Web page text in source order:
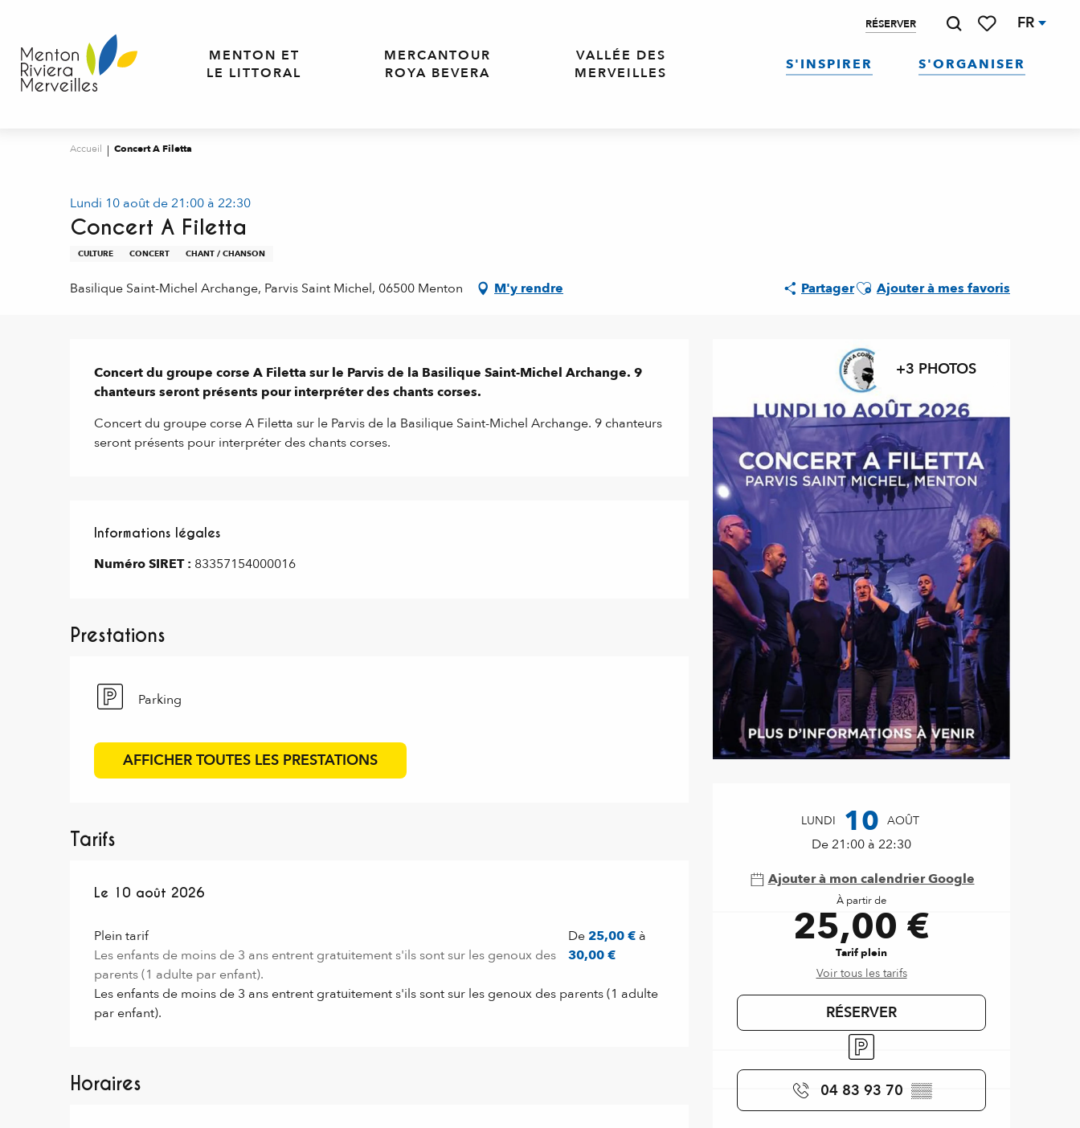
contenu
principal
RÉSERVER FR
MENTON ET
LE LITTORAL
MERCANTOUR
ROYA BEVERA
VALLÉE DES
MERVEILLES
S'INSPIRER S'ORGANISER
Accueil Concert A Filetta
Lundi 10 août de 21:00 à 22:30
Concert A Filetta
CULTURE CONCERT CHANT / CHANSON
Basilique Saint-Michel Archange, Parvis Saint Michel, 06500 Menton M'y rendre PartagerAjouter aux favoris
Ajouter à mes favoris
+3 PHOTOS
Ouverture et coordonnées
LUNDI 10 AOÛT
De 21:00 à 22:30
Ajouter à mon calendrier Google
À partir de
25,00 €
Tarif plein
Voir tous les tarifs
RÉSERVER
Parking
04 83 93 70 ▒▒
Description
Concert du groupe corse A Filetta sur le Parvis de la Basilique Saint-Michel Archange. 9
chanteurs seront présents pour interpréter des chants corses.
Concert du groupe corse A Filetta sur le Parvis de la Basilique Saint-Michel Archange. 9 chanteurs
seront présents pour interpréter des chants corses.
Informations légales
Informations légales
Numéro SIRET : 83357154000016
Prestations
Parking
AFFICHER TOUTES LES PRESTATIONS
Tarifs
Le 10 août 2026
Le 10 août 2026
Plein tarif
Les enfants de moins de 3 ans entrent gratuitement s'ils sont sur les genoux des
parents (1 adulte par enfant).
De 25,00 € à
30,00 €
Les enfants de moins de 3 ans entrent gratuitement s'ils sont sur les genoux des parents (1 adulte
par enfant).
Horaires